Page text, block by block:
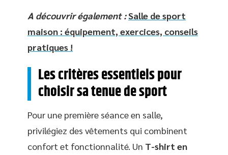
A découvrir également : Salle de sport
maison : équipement, exercices, conseils
pratiques !
Les critères essentiels pour
choisir sa tenue de sport
Pour une première séance en salle,
privilégiez des vêtements qui combinent
confort et fonctionnalité. Un T-shirt en